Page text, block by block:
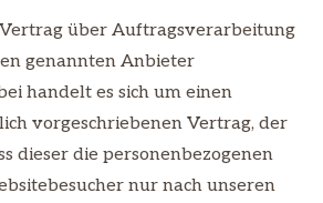
über Auftragsverarbeitung
genannten Anbieter
handelt es sich um einen
vorgeschriebenen Vertrag, der
dieser die personenbezogenen
nur nach unseren